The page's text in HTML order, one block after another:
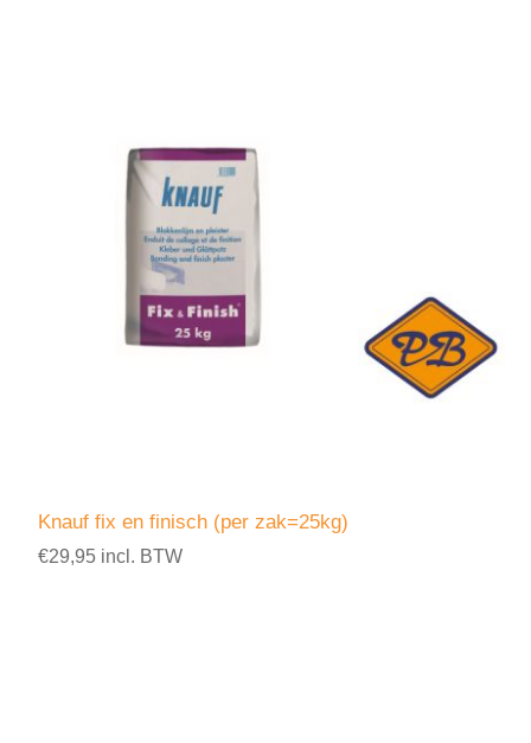
Knauf fix en finisch (per zak=25kg)
€29,95 incl. BTW